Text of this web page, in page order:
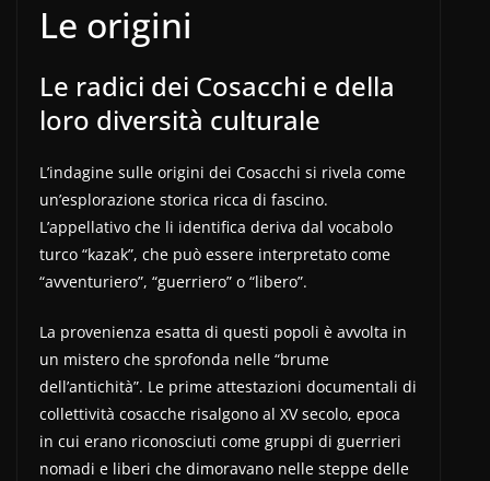
Le origini
Le radici dei Cosacchi e della
loro diversità culturale
L’indagine sulle origini dei Cosacchi si rivela come
un’esplorazione storica ricca di fascino.
L’appellativo che li identifica deriva dal vocabolo
turco “kazak”, che può essere interpretato come
“avventuriero”, “guerriero” o “libero”.
La provenienza esatta di questi popoli è avvolta in
un mistero che sprofonda nelle “brume
dell’antichità”. Le prime attestazioni documentali di
collettività cosacche risalgono al XV secolo, epoca
in cui erano riconosciuti come gruppi di guerrieri
nomadi e liberi che dimoravano nelle steppe delle